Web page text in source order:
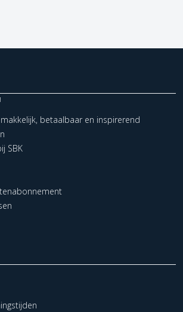
betaalbaar en inspirerend
SBK